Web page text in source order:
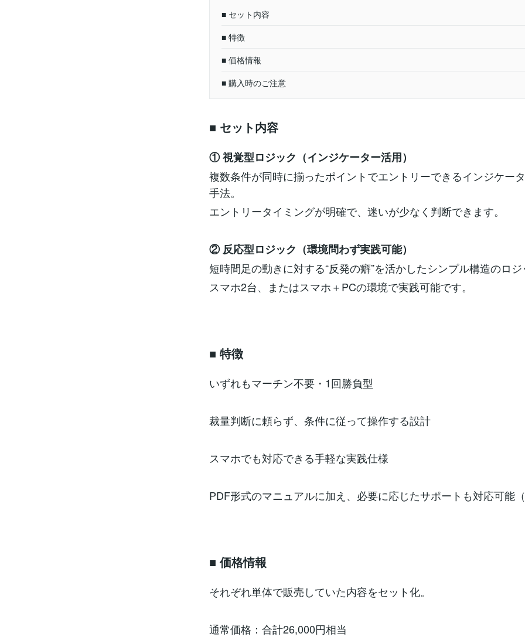
■ セット内容
■ 特徴
■ 価格情報
■ 購入時のご注意
■ セット内容
① 視覚型ロジック（インジケーター活用）
複数条件が同時に揃ったポイントでエントリーできるインジケー
手法。
エントリータイミングが明確で、迷いが少なく判断できます。
② 反応型ロジック（環境問わず実践可能）
短時間足の動きに対する“反発の癖”を活かしたシンプル構造のロジ
スマホ2台、またはスマホ＋PCの環境で実践可能です。
■ 特徴
いずれもマーチン不要・1回勝負型
裁量判断に頼らず、条件に従って操作する設計
スマホでも対応できる手軽な実践仕様
PDF形式のマニュアルに加え、必要に応じたサポートも対応可能（
■ 価格情報
それぞれ単体で販売していた内容をセット化。
通常価格：合計26,000円相当